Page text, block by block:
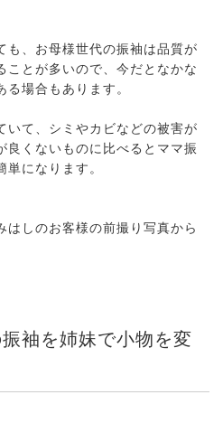
も、お母様世代の振袖は品質が
ことが多いので、今だとなかな
場合もあります。
いて、シミやカビなどの被害が
良くないものに比べるとママ振
になります。
はしのお客様の前撮り写真から
袖を姉妹で小物を変